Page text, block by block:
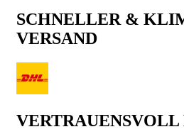
SCHNELLER &
VERSAND